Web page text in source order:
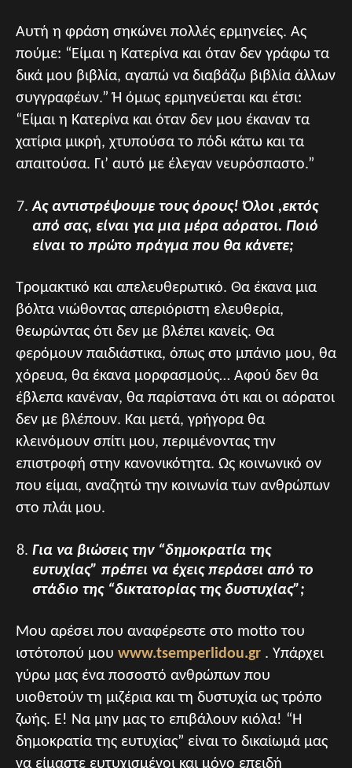
Αυτή η φράση σηκώνει πολλές ερμηνείες. Ας
πούμε: “Είμαι η Κατερίνα και όταν δεν γράφω τα
δικά μου βιβλία, αγαπώ να διαβάζω βιβλία άλλων
συγγραφέων.” Ή όμως ερμηνεύεται και έτσι:
“Είμαι η Κατερίνα και όταν δεν μου έκαναν τα
χατίρια μικρή, χτυπούσα το πόδι κάτω και τα
απαιτούσα. Γι’ αυτό με έλεγαν νευρόσπαστο.”
Ας αντιστρέψουμε τους όρους! Όλοι ,εκτός
από σας, είναι για μια μέρα αόρατοι. Ποιό
είναι το πρώτο πράγμα που θα κάνετε;
Τρομακτικό και απελευθερωτικό. Θα έκανα μια
βόλτα νιώθοντας απεριόριστη ελευθερία,
θεωρώντας ότι δεν με βλέπει κανείς. Θα
φερόμουν παιδιάστικα, όπως στο μπάνιο μου, θα
χόρευα, θα έκανα μορφασμούς… Αφού δεν θα
έβλεπα κανέναν, θα παρίστανα ότι και οι αόρατοι
δεν με βλέπουν. Και μετά, γρήγορα θα
κλεινόμουν σπίτι μου, περιμένοντας την
επιστροφή στην κανονικότητα. Ως κοινωνικό ον
που είμαι, αναζητώ την κοινωνία των ανθρώπων
στο πλάι μου.
Για να βιώσεις την “δημοκρατία της
ευτυχίας” πρέπει να έχεις περάσει από το
στάδιο της “δικτατορίας της δυστυχίας”;
Μου αρέσει που αναφέρεστε στο motto του
ιστότοπού μου www.tsemperlidou.gr . Υπάρχει
γύρω μας ένα ποσοστό ανθρώπων που
υιοθετούν τη μιζέρια και τη δυστυχία ως τρόπο
ζωής. Ε! Να μην μας το επιβάλουν κιόλα! “Η
δημοκρατία της ευτυχίας” είναι το δικαίωμά μας
να είμαστε ευτυχισμένοι και μόνο επειδή